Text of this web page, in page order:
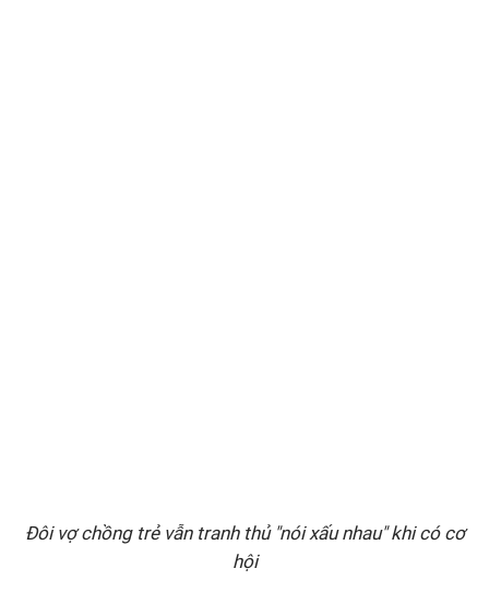
Đôi vợ chồng trẻ vẫn tranh thủ "nói xấu nhau" khi có cơ
hội